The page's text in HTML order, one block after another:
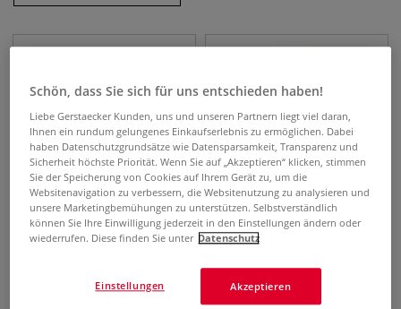
Farbmischscheibe
Schön, dass Sie sich für uns entschieden haben!
Liebe Gerstaecker Kunden, uns und unseren Partnern liegt viel daran,
Ihnen ein rundum gelungenes Einkaufserlebnis zu ermöglichen. Dabei
haben Datenschutzgrundsätze wie Datensparsamkeit, Transparenz und
Sicherheit höchste Priorität. Wenn Sie auf „Akzeptieren“ klicken, stimmen
Sie der Speicherung von Cookies auf Ihrem Gerät zu, um die
Websitenavigation zu verbessern, die Websitenutzung zu analysieren und
unsere Marketingbemühungen zu unterstützen. Selbstverständlich
können Sie Ihre Einwilligung jederzeit in den Einstellungen ändern oder
wiederrufen. Diese finden Sie unter Datenschutz
Akzeptieren
Einstellungen